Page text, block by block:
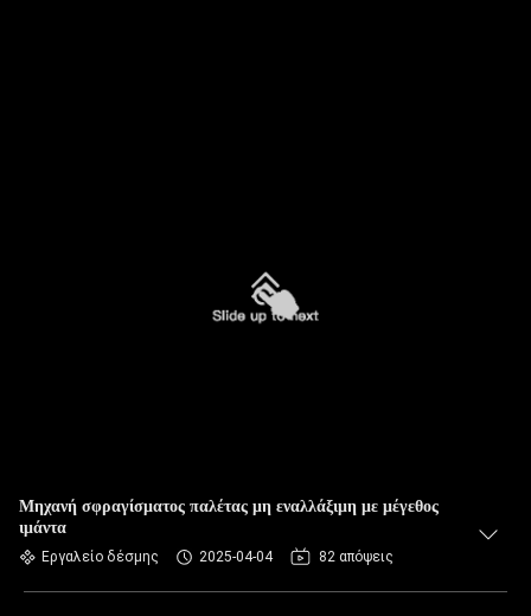
Μηχανή σφραγίσματος παλέτας μη εναλλάξιμη με μέγεθος
ιμάντα
Εργαλείο δέσμης 2025-04-04 82 απόψεις